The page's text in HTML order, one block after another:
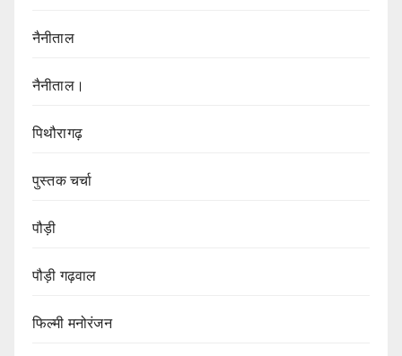
नैनीताल
नैनीताल।
पिथौरागढ़
पुस्तक चर्चा
पौड़ी
पौड़ी गढ़वाल
फिल्मी मनोरंजन